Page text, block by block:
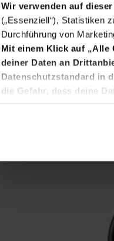
Wir verwenden auf
(„Essenziell“), Statistiken
Durchführung von
Mit einem Klick auf „Alle
deiner Daten an
Datenschutzstandard in
die Gefahr, dass deine
auch ohne